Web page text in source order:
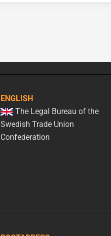
ENGLISH
The Legal Bureau of the
Swedish Trade Union
Confederation